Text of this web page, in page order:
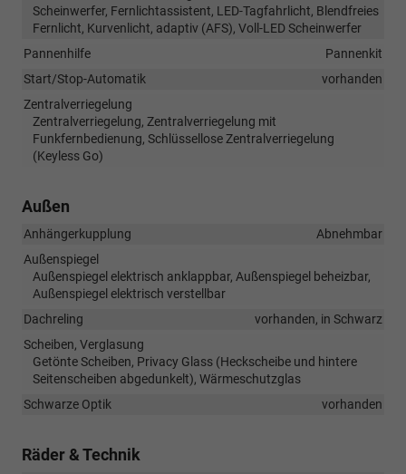
Scheinwerfer, Fernlichtassistent, LED-Tagfahrlicht, Blendfreies
Fernlicht, Kurvenlicht, adaptiv (AFS), Voll-LED Scheinwerfer
Pannenhilfe
Pannenkit
Start/Stop-Automatik
vorhanden
Zentralverriegelung
Zentralverriegelung, Zentralverriegelung mit
Funkfernbedienung, Schlüssellose Zentralverriegelung
(Keyless Go)
Außen
Anhängerkupplung
Abnehmbar
Außenspiegel
Außenspiegel elektrisch anklappbar, Außenspiegel beheizbar,
Außenspiegel elektrisch verstellbar
Dachreling
vorhanden, in Schwarz
Scheiben, Verglasung
Getönte Scheiben, Privacy Glass (Heckscheibe und hintere
Seitenscheiben abgedunkelt), Wärmeschutzglas
Schwarze Optik
vorhanden
Räder & Technik